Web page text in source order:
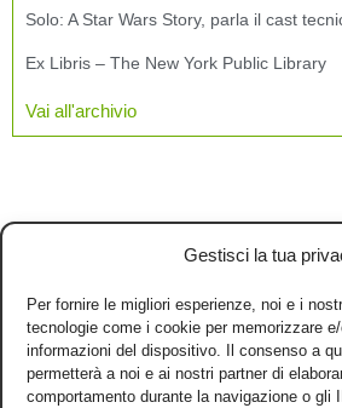
Gestisci la tua
Per fornire le migliori esperienze, noi e i
tecnologie come i cookie per memorizzare
informazioni del dispositivo. Il consenso a
permetterà a noi e ai nostri partner di
comportamento durante la navigazione o gli
Solo: A Star Wars Story, parla il cast
Ex Libris – The New York Public Library
Vai all'archivio